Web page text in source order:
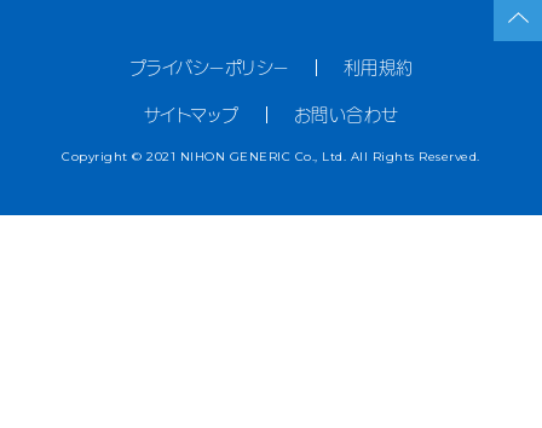
プライバシーポリシー 利用規約
サイトマップ お問い合わせ
Copyright © 2021 NIHON GENERIC Co., Ltd. All Rights Reserved.